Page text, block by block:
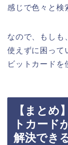
感じで色々と検
なので、もしも
使えずに困って
ビットカードを
【まとめ
トカード
解決でき